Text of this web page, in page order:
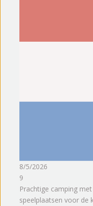
8/5/2026
9
Prachtige camping
speelplaatsen voor de